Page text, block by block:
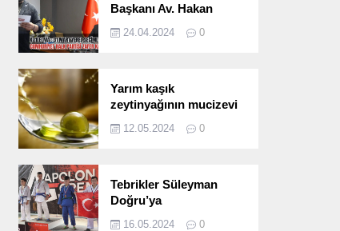
Başkanı Av. Hakan
Seçimlerini
24.04.2024 0
Yarım kaşık
zeytinyağının mucizevi
12.05.2024 0
Tebrikler Süleyman
Doğru’ya
16.05.2024 0